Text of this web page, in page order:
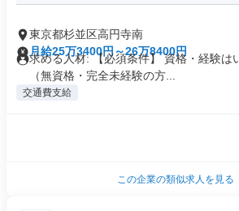
東京都杉並区高円寺南
月給25万3400円～26万8400円
求める人材: 【必須条件】 資格・経験は
（無資格・完全未経験の方...
交通費支給
この企業の類似求人を見る